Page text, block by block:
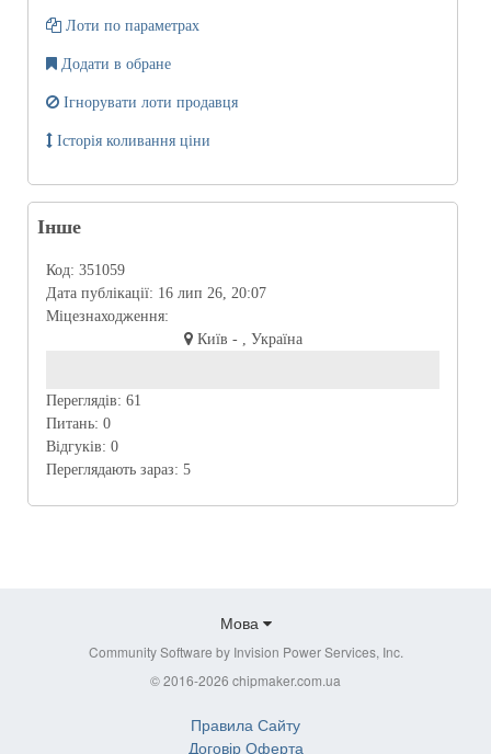
Лоти по параметрах
Додати в обране
Ігнорувати лоти продавця
Історія коливання ціни
Інше
Код: 351059
Дата публікації: 16 лип 26, 20:07
Міцезнаходження:
Київ - , Україна
Переглядів: 61
Питань: 0
Відгуків: 0
Переглядають зараз: 5
Мова
Community Software by Invision Power Services, Inc.
© 2016-2026 chipmaker.com.ua
Правила Сайту
Договір Оферта